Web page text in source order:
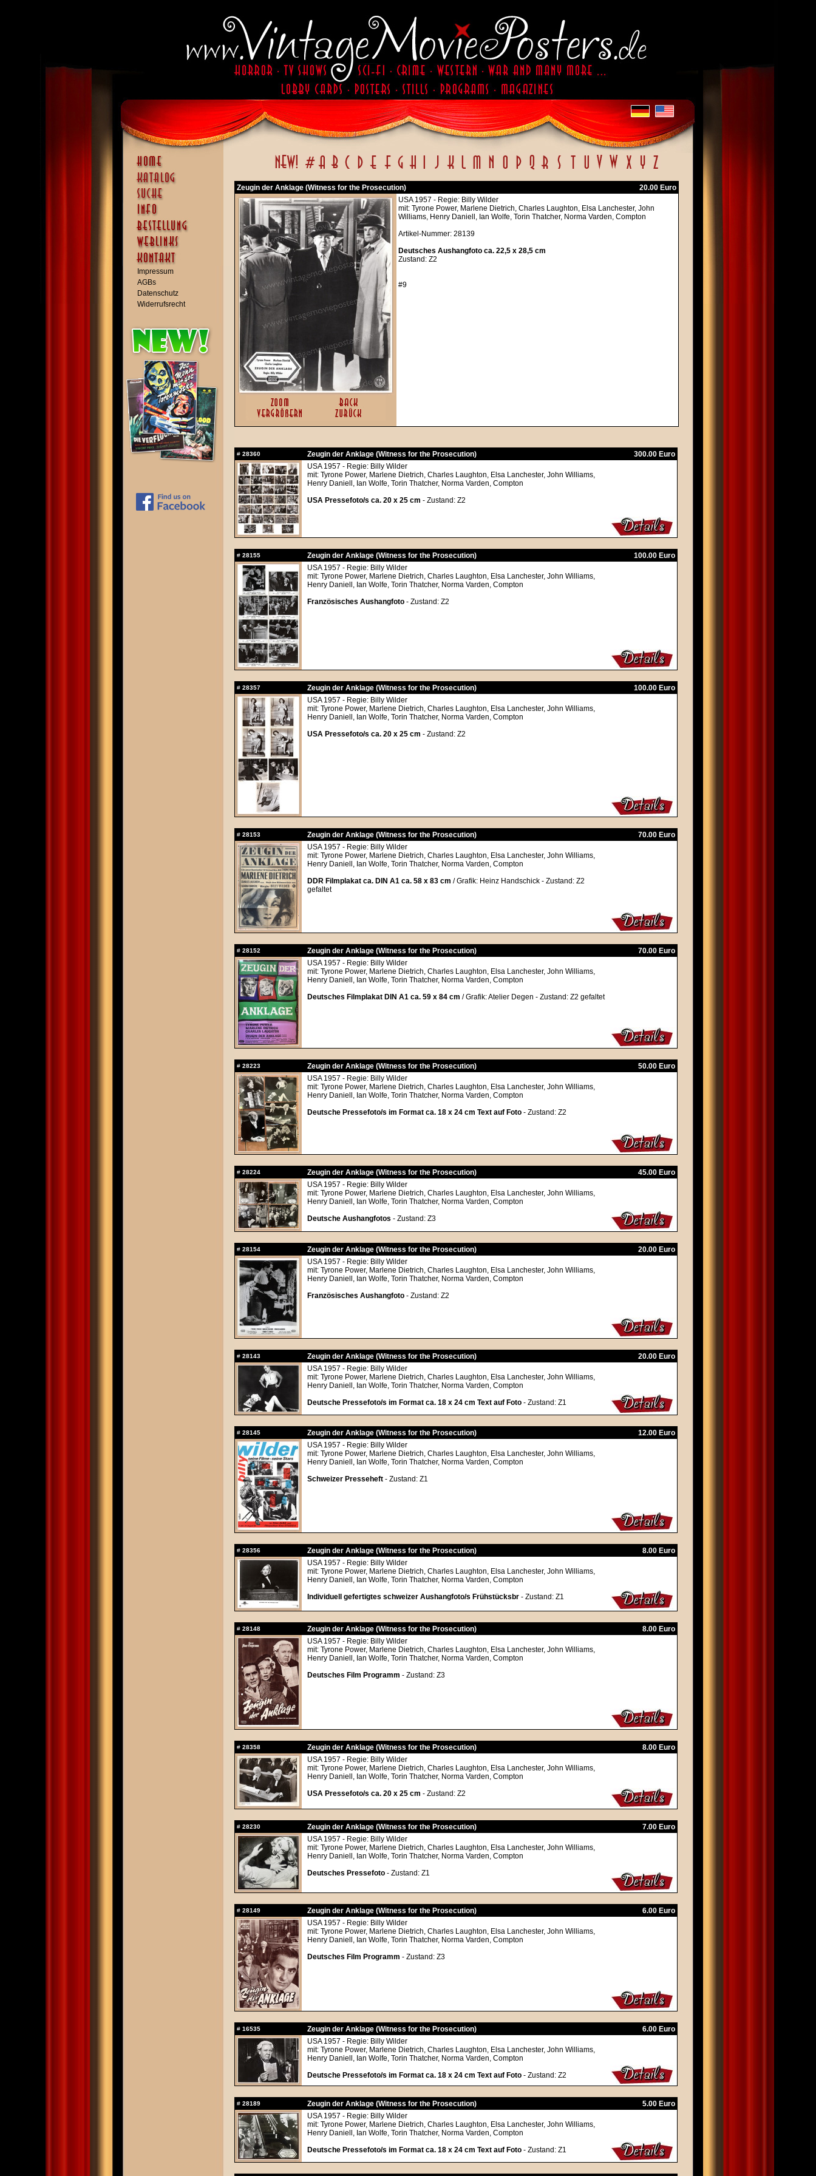
Impressum
AGBs
Datenschutz
Widerrufsrecht
Zeugin der Anklage (Witness for the Prosecution)
20.00 Euro
USA 1957 - Regie: Billy Wilder
mit: Tyrone Power, Marlene Dietrich, Charles Laughton, Elsa Lanchester, John
Williams, Henry Daniell, Ian Wolfe, Torin Thatcher, Norma Varden, Compton
Artikel-Nummer: 28139
Deutsches Aushangfoto ca. 22,5 x 28,5 cm
Zustand: Z2
#9
# 28360 Zeugin der Anklage (Witness for the Prosecution)
300.00 Euro
USA 1957 - Regie: Billy Wilder
mit: Tyrone Power, Marlene Dietrich, Charles Laughton, Elsa Lanchester, John Williams,
Henry Daniell, Ian Wolfe, Torin Thatcher, Norma Varden, Compton
USA Pressefoto/s ca. 20 x 25 cm - Zustand: Z2
# 28155 Zeugin der Anklage (Witness for the Prosecution)
100.00 Euro
USA 1957 - Regie: Billy Wilder
mit: Tyrone Power, Marlene Dietrich, Charles Laughton, Elsa Lanchester, John Williams,
Henry Daniell, Ian Wolfe, Torin Thatcher, Norma Varden, Compton
Französisches Aushangfoto - Zustand: Z2
# 28357 Zeugin der Anklage (Witness for the Prosecution)
100.00 Euro
USA 1957 - Regie: Billy Wilder
mit: Tyrone Power, Marlene Dietrich, Charles Laughton, Elsa Lanchester, John Williams,
Henry Daniell, Ian Wolfe, Torin Thatcher, Norma Varden, Compton
USA Pressefoto/s ca. 20 x 25 cm - Zustand: Z2
# 28153 Zeugin der Anklage (Witness for the Prosecution)
70.00 Euro
USA 1957 - Regie: Billy Wilder
mit: Tyrone Power, Marlene Dietrich, Charles Laughton, Elsa Lanchester, John Williams,
Henry Daniell, Ian Wolfe, Torin Thatcher, Norma Varden, Compton
DDR Filmplakat ca. DIN A1 ca. 58 x 83 cm / Grafik: Heinz Handschick - Zustand: Z2
gefaltet
# 28152 Zeugin der Anklage (Witness for the Prosecution)
70.00 Euro
USA 1957 - Regie: Billy Wilder
mit: Tyrone Power, Marlene Dietrich, Charles Laughton, Elsa Lanchester, John Williams,
Henry Daniell, Ian Wolfe, Torin Thatcher, Norma Varden, Compton
Deutsches Filmplakat DIN A1 ca. 59 x 84 cm / Grafik: Atelier Degen - Zustand: Z2 gefaltet
# 28223 Zeugin der Anklage (Witness for the Prosecution)
50.00 Euro
USA 1957 - Regie: Billy Wilder
mit: Tyrone Power, Marlene Dietrich, Charles Laughton, Elsa Lanchester, John Williams,
Henry Daniell, Ian Wolfe, Torin Thatcher, Norma Varden, Compton
Deutsche Pressefoto/s im Format ca. 18 x 24 cm Text auf Foto - Zustand: Z2
# 28224 Zeugin der Anklage (Witness for the Prosecution)
45.00 Euro
USA 1957 - Regie: Billy Wilder
mit: Tyrone Power, Marlene Dietrich, Charles Laughton, Elsa Lanchester, John Williams,
Henry Daniell, Ian Wolfe, Torin Thatcher, Norma Varden, Compton
Deutsche Aushangfotos - Zustand: Z3
# 28154 Zeugin der Anklage (Witness for the Prosecution)
20.00 Euro
USA 1957 - Regie: Billy Wilder
mit: Tyrone Power, Marlene Dietrich, Charles Laughton, Elsa Lanchester, John Williams,
Henry Daniell, Ian Wolfe, Torin Thatcher, Norma Varden, Compton
Französisches Aushangfoto - Zustand: Z2
# 28143 Zeugin der Anklage (Witness for the Prosecution)
20.00 Euro
USA 1957 - Regie: Billy Wilder
mit: Tyrone Power, Marlene Dietrich, Charles Laughton, Elsa Lanchester, John Williams,
Henry Daniell, Ian Wolfe, Torin Thatcher, Norma Varden, Compton
Deutsche Pressefoto/s im Format ca. 18 x 24 cm Text auf Foto - Zustand: Z1
# 28145 Zeugin der Anklage (Witness for the Prosecution)
12.00 Euro
USA 1957 - Regie: Billy Wilder
mit: Tyrone Power, Marlene Dietrich, Charles Laughton, Elsa Lanchester, John Williams,
Henry Daniell, Ian Wolfe, Torin Thatcher, Norma Varden, Compton
Schweizer Presseheft - Zustand: Z1
# 28356 Zeugin der Anklage (Witness for the Prosecution)
8.00 Euro
USA 1957 - Regie: Billy Wilder
mit: Tyrone Power, Marlene Dietrich, Charles Laughton, Elsa Lanchester, John Williams,
Henry Daniell, Ian Wolfe, Torin Thatcher, Norma Varden, Compton
Individuell gefertigtes schweizer Aushangfoto/s Frühstücksbr - Zustand: Z1
# 28148 Zeugin der Anklage (Witness for the Prosecution)
8.00 Euro
USA 1957 - Regie: Billy Wilder
mit: Tyrone Power, Marlene Dietrich, Charles Laughton, Elsa Lanchester, John Williams,
Henry Daniell, Ian Wolfe, Torin Thatcher, Norma Varden, Compton
Deutsches Film Programm - Zustand: Z3
# 28358 Zeugin der Anklage (Witness for the Prosecution)
8.00 Euro
USA 1957 - Regie: Billy Wilder
mit: Tyrone Power, Marlene Dietrich, Charles Laughton, Elsa Lanchester, John Williams,
Henry Daniell, Ian Wolfe, Torin Thatcher, Norma Varden, Compton
USA Pressefoto/s ca. 20 x 25 cm - Zustand: Z2
# 28230 Zeugin der Anklage (Witness for the Prosecution)
7.00 Euro
USA 1957 - Regie: Billy Wilder
mit: Tyrone Power, Marlene Dietrich, Charles Laughton, Elsa Lanchester, John Williams,
Henry Daniell, Ian Wolfe, Torin Thatcher, Norma Varden, Compton
Deutsches Pressefoto - Zustand: Z1
# 28149 Zeugin der Anklage (Witness for the Prosecution)
6.00 Euro
USA 1957 - Regie: Billy Wilder
mit: Tyrone Power, Marlene Dietrich, Charles Laughton, Elsa Lanchester, John Williams,
Henry Daniell, Ian Wolfe, Torin Thatcher, Norma Varden, Compton
Deutsches Film Programm - Zustand: Z3
# 16535 Zeugin der Anklage (Witness for the Prosecution)
6.00 Euro
USA 1957 - Regie: Billy Wilder
mit: Tyrone Power, Marlene Dietrich, Charles Laughton, Elsa Lanchester, John Williams,
Henry Daniell, Ian Wolfe, Torin Thatcher, Norma Varden, Compton
Deutsche Pressefoto/s im Format ca. 18 x 24 cm Text auf Foto - Zustand: Z2
# 28189 Zeugin der Anklage (Witness for the Prosecution)
5.00 Euro
USA 1957 - Regie: Billy Wilder
mit: Tyrone Power, Marlene Dietrich, Charles Laughton, Elsa Lanchester, John Williams,
Henry Daniell, Ian Wolfe, Torin Thatcher, Norma Varden, Compton
Deutsche Pressefoto/s im Format ca. 18 x 24 cm Text auf Foto - Zustand: Z1